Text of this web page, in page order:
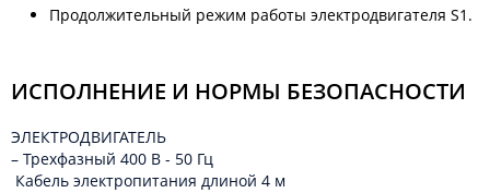
Продолжительный режим работы электродвигателя S1.
ИСПОЛНЕНИЕ И НОРМЫ БЕЗОПАСНОСТИ
ЭЛЕКТРОДВИГАТЕЛЬ
– Трехфазный 400 B - 50 Гц
Кабель электропитания длиной 4 м